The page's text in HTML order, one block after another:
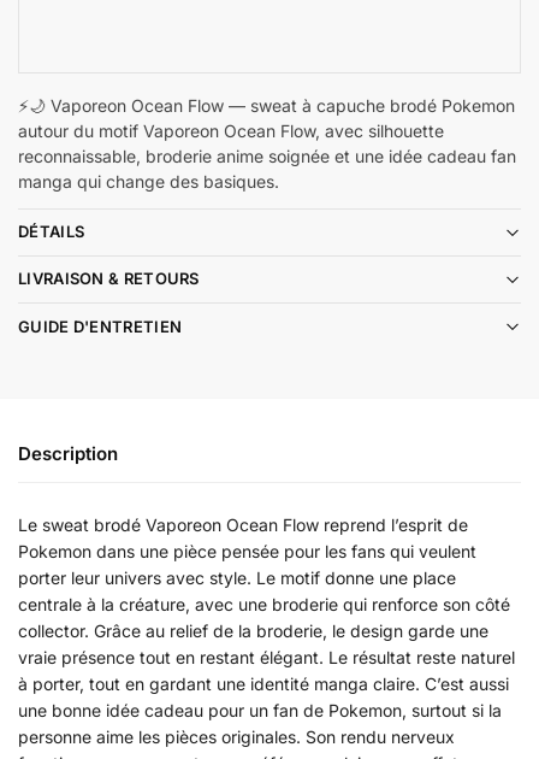
⚡🌙 Vaporeon Ocean Flow — sweat à capuche brodé Pokemon
autour du motif Vaporeon Ocean Flow, avec silhouette
reconnaissable, broderie anime soignée et une idée cadeau fan
manga qui change des basiques.
DÉTAILS
LIVRAISON & RETOURS
GUIDE D'ENTRETIEN
Description
Le sweat brodé Vaporeon Ocean Flow reprend l’esprit de
Pokemon dans une pièce pensée pour les fans qui veulent
porter leur univers avec style. Le motif donne une place
centrale à la créature, avec une broderie qui renforce son côté
collector. Grâce au relief de la broderie, le design garde une
vraie présence tout en restant élégant. Le résultat reste naturel
à porter, tout en gardant une identité manga claire. C’est aussi
une bonne idée cadeau pour un fan de Pokemon, surtout si la
personne aime les pièces originales. Son rendu nerveux